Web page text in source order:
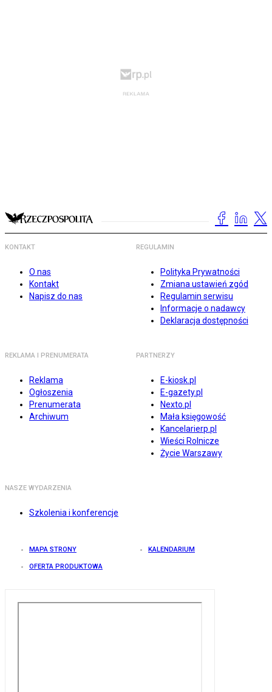
KONTAKT
O nas
Kontakt
Napisz do nas
REGULAMIN
Polityka Prywatności
Zmiana ustawień zgód
Regulamin serwisu
Informacje o nadawcy
Deklaracja dostępności
REKLAMA I PRENUMERATA
Reklama
Ogłoszenia
Prenumerata
Archiwum
PARTNERZY
E-kiosk.pl
E-gazety.pl
Nexto.pl
Mała księgowość
Kancelarierp.pl
Wieści Rolnicze
Życie Warszawy
NASZE WYDARZENIA
Szkolenia i konferencje
MAPA STRONY KALENDARIUM
OFERTA PRODUKTOWA